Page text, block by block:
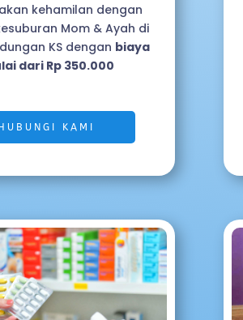
kehamilan dengan
Mom & Ayah di
KS dengan biaya
dari Rp 350.000
HUBUNGI KAMI